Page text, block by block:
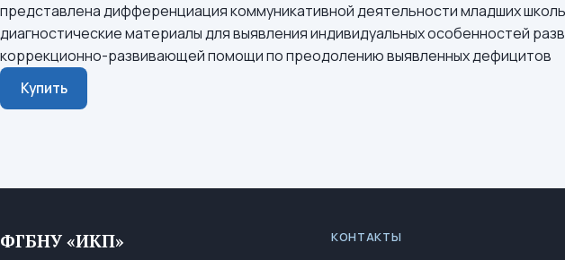
представлена дифференциация коммуникативной деятельности младших
диагностические материалы для выявления индивидуальных особенностей
коррекционно-развивающей помощи по преодолению выявленных дефицитов
Купить
ФГБНУ «ИКП» КОНТАКТЫ